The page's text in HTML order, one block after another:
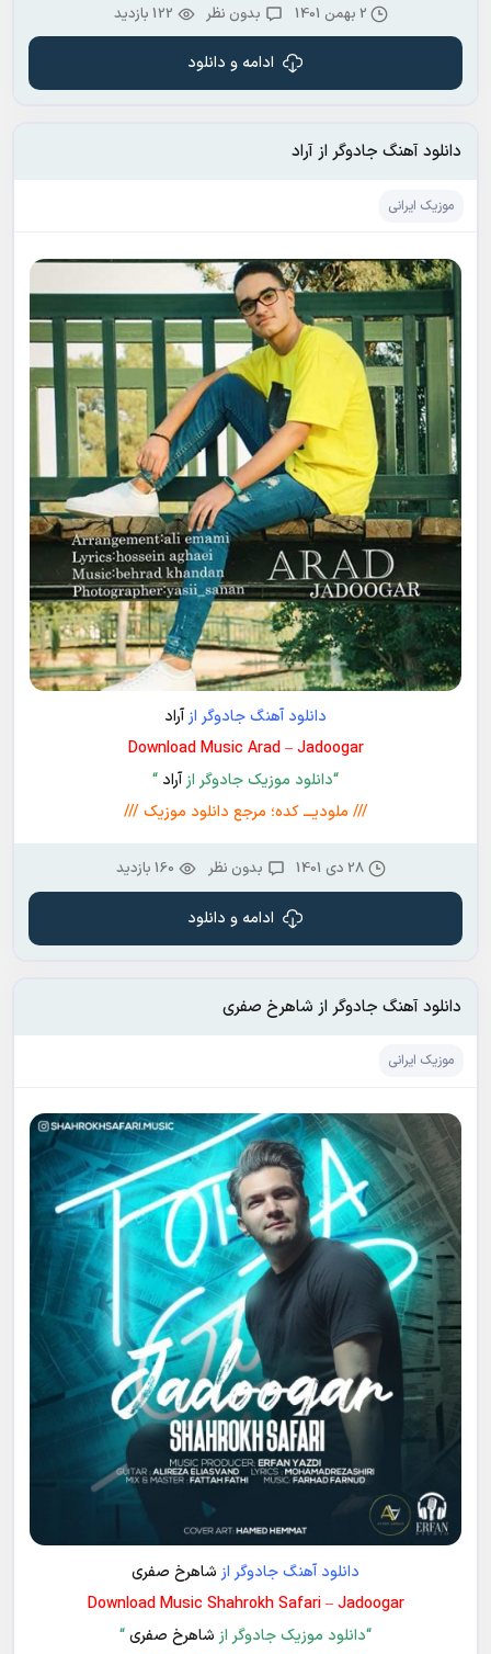
2 بهمن 1401 بدون نظر 122 بازدید
ادامه و دانلود
دانلود آهنگ جادوگر از آراد
موزیک ایرانی
دانلود آهنگ جادوگر ازآراد
Download Music Arad – Jadoogar
“دانلود موزیک جادوگر ازآراد “
/// ملودیـــ کده؛ مرجع دانلود موزیک ///
28 دی 1401 بدون نظر 160 بازدید
ادامه و دانلود
دانلود آهنگ جادوگر از شاهرخ صفری
موزیک ایرانی
دانلود آهنگ جادوگر از شاهرخ صفری
Download Music Shahrokh Safari – Jadoogar
“دانلود موزیک جادوگر از شاهرخ صفری“